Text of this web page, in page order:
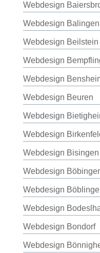
Webdesign
Webdesign Balingen
Webdesign Beilstein
Webdesign
Webdesign
Webdesign Beuren
Webdesign
Webdesign
Webdesign Bisingen
Webdesign
Webdesign
Webdesign
Webdesign Bondorf
Webdesign